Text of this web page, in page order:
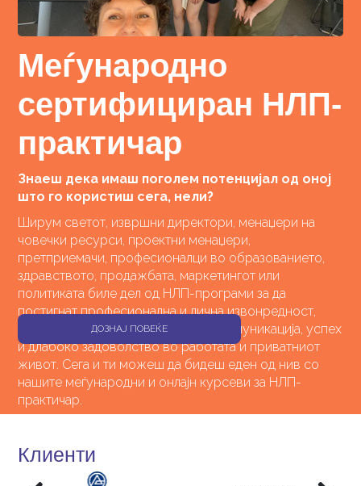
Меѓународно
сертифициран НЛП-
практичар
Знаеш дека имаш поголем потенцијал од оној
што го користиш сега, нели?
Ширум светот, извршни директори, менаџери на
човечки ресурси, проектни менаџери,
претприемачи, професионалци во образованието,
здравството, продажбата, маркетингот или
политиката биле дел од НЛП-програми за да
постигнат професионална и лична извонредност,
самодоверба, повисоко ниво на комуникација, успех
и длабоко задоволство во работата и приватниот
живот. Сега и ти можеш да бидеш еден од нив со
нашите меѓународни и онлајн курсеви за НЛП-
практичар.
ДОЗНАЈ ПОВЕЌЕ
Клиенти